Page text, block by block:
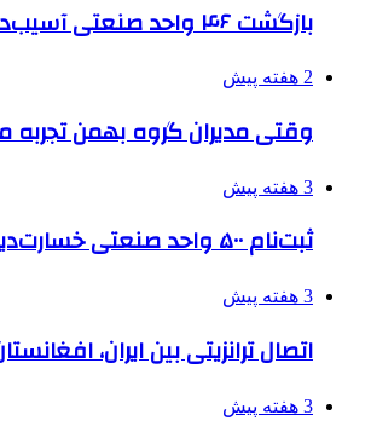
بازگشت ۴۶ واحد صنعتی آسیب‌دیده دو جنگ اخیر البرز به چرخه تولید
2 هفته پیش
وقتی مدیران گروه بهمن تجربه
3 هفته پیش
ثبت‌نام ۵۰۰ واحد صنعتی خسارت‌دیده جنگ برای دریافت تسهیلات
3 هفته پیش
اتصال ترانزیتی بین ایران،
3 هفته پیش